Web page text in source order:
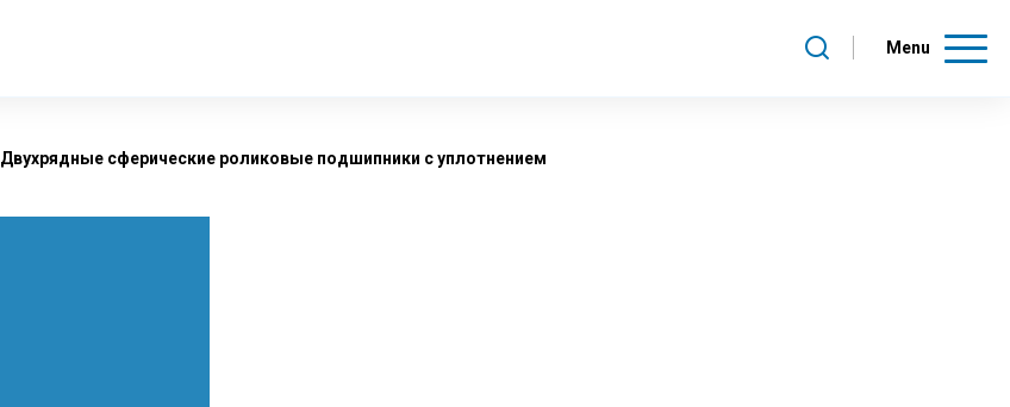
Menu
Двухрядные сферические роликовые подшипники с уплотнением